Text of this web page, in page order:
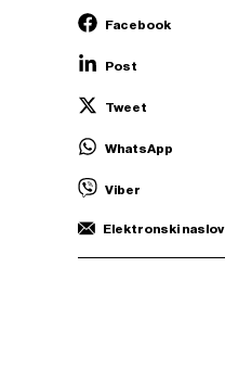
Facebook
Post
Tweet
WhatsApp
Viber
Elektronski naslov